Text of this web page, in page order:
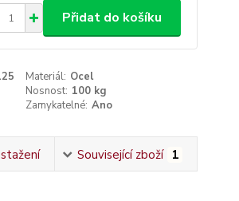
Přidat do košíku
Materiál: Ocel
Nosnost: 100 kg
Zamykatelné: Ano
Související zboží 1